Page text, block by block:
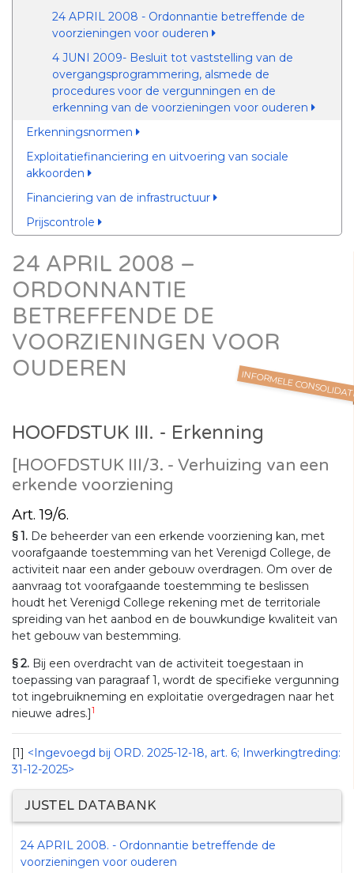
24 APRIL 2008 - Ordonnantie betreffende de
voorzieningen voor ouderen
4 JUNI 2009- Besluit tot vaststelling van de
overgangsprogrammering, alsmede de
procedures voor de vergunningen en de
erkenning van de voorzieningen voor ouderen
Erkenningsnormen
Exploitatiefinanciering en uitvoering van sociale
akkoorden
Financiering van de infrastructuur
Prijscontrole
24 APRIL 2008 –
ORDONNANTIE
BETREFFENDE DE
VOORZIENINGEN VOOR
OUDEREN
INFORMELE
HOOFDSTUK III. - Erkenning
[HOOFDSTUK III/3. - Verhuizing van een
erkende voorziening
Art. 19/6.
§ 1. De beheerder van een erkende voorziening kan, met
voorafgaande toestemming van het Verenigd College, de
activiteit naar een ander gebouw overdragen. Om over de
aanvraag tot voorafgaande toestemming te beslissen
houdt het Verenigd College rekening met de territoriale
spreiding van het aanbod en de bouwkundige kwaliteit van
het gebouw van bestemming.
§ 2. Bij een overdracht van de activiteit toegestaan in
toepassing van paragraaf 1, wordt de specifieke vergunning
tot ingebruikneming en exploitatie overgedragen naar het
nieuwe adres.]1
[1] <Ingevoegd bij ORD. 2025-12-18, art. 6; Inwerkingtreding:
31-12-2025>
JUSTEL DATABANK
24 APRIL 2008. - Ordonnantie betreffende de
voorzieningen voor ouderen